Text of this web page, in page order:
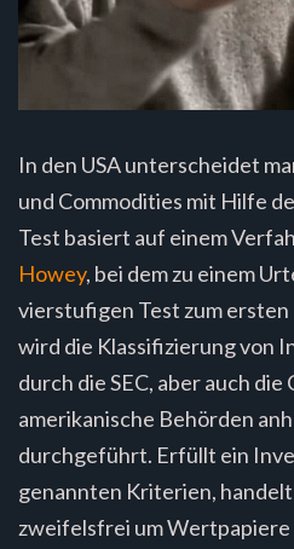
In den USA unterscheidet
und Commodities mit Hilfe
Test basiert auf einem
Howey, bei dem zu einem
vierstufigen Test zum
wird die Klassifizierung von
durch die SEC, aber auch die
amerikanische Behörden
durchgeführt. Erfüllt ein
genannten Kriterien, handelt
zweifelsfrei um